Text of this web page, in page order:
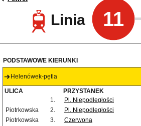
Linia 11
PODSTAWOWE KIERUNKI
Helenówek-pętla
ULICA PRZYSTANEK
1.
Pl. Niepodległości
Piotrkowska
2. Pl. Niepodległości
Piotrkowska
3. Czerwona